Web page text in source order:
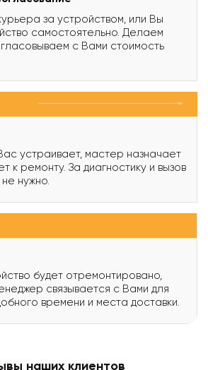
за устройством, или Вы
самостоятельно. Делаем
с Вами стоимость
устраивает, мастер назначает
к ремонту. За диагностику и вызов
нужно.
будет отремонтировано,
связывается с Вами для
времени и места доставки.
наших клиентов